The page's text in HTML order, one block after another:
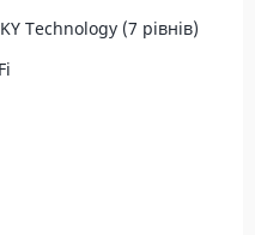
Technology (7 рівнів)